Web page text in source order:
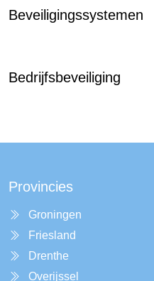
Beveiligingssystemen
Bedrijfsbeveiliging
Provincies
Groningen
Friesland
Drenthe
Overijssel